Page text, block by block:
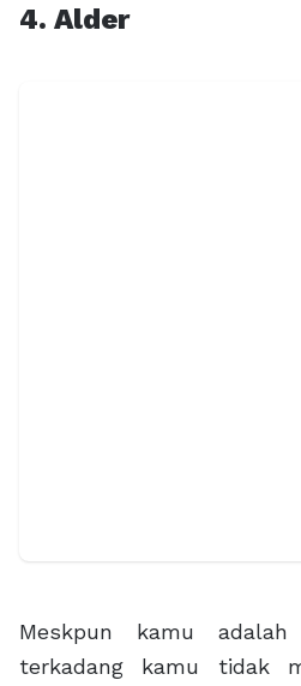
4. Alder
Meskpun kamu
terkadang kamu tidak